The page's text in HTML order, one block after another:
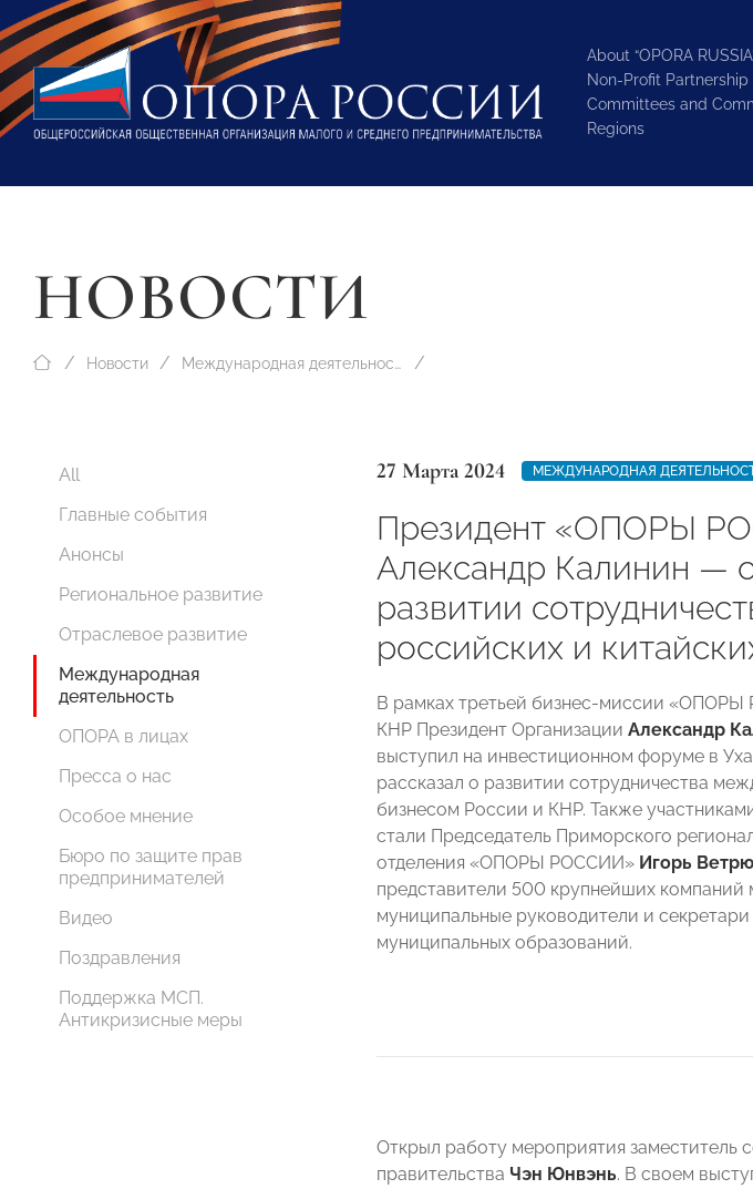
About “OPORA
Non-Profit Partnership
Committees and
Regions
НОВОСТИ
Новости Международная деятельность
All
Главные события
Анонсы
Региональное развитие
Отраслевое развитие
Международная
деятельность
ОПОРА в лицах
Пресса о нас
Особое мнение
Бюро по защите прав
предпринимателей
Видео
Поздравления
Поддержка МСП.
Антикризисные меры
27 Марта 2024 МЕЖДУНАРОДНАЯ
Президент «ОПОРЫ
Александр Калинин —
развитии
российских и
В рамках третьей бизнес-миссии
КНР Президент Организации Александр
выступил на инвестиционном форуме в
рассказал о развитии сотрудничества
бизнесом России и КНР. Также
стали Председатель Приморского
отделения «ОПОРЫ РОССИИ» Игорь
представители 500 крупнейших компаний
муниципальные руководители и
муниципальных образований.
Открыл работу мероприятия заместитель
правительства Чэн Юнвэнь. В своем